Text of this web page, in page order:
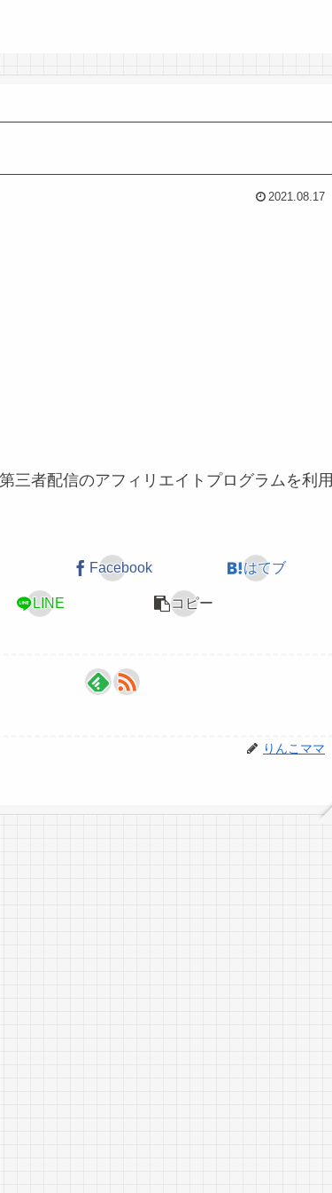
2021.08.17
三者配信のアフィリエイトプログラムを利用
Facebook はてブ
LINE コピー
りんこママ